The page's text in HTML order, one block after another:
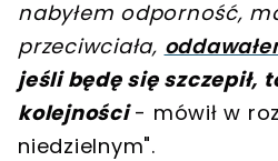
nabyłem odporność,
przeciwciała,
jeśli będę się szczepił,
kolejności- mówił w
niedzielnym".